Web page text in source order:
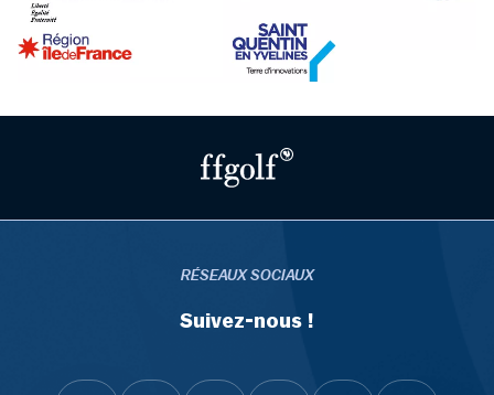
RÉSEAUX SOCIAUX
Suivez-nous !